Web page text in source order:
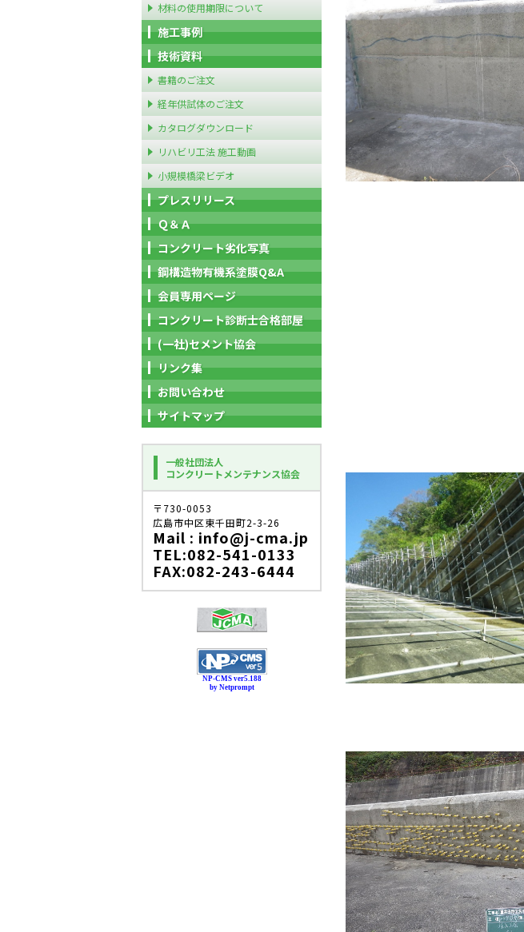
材料の使用期限について
施工事例
技術資料
書籍のご注文
経年供試体のご注文
カタログダウンロード
リハビリ工法 施工動画
小規模橋梁ビデオ
プレスリリース
Ｑ＆Ａ
コンクリート劣化写真
鋼構造物有機系塗膜Q&A
会員専用ページ
コンクリート診断士合格部屋
(一社)セメント協会
リンク集
お問い合わせ
サイトマップ
一般社団法人
コンクリートメンテナンス協会
〒730-0053
広島市中区東千田町2-3-26
Mail : info@j-cma.jp
TEL:082-541-0133
FAX:082-243-6444
NP-CMS ver5.188
by Netprompt